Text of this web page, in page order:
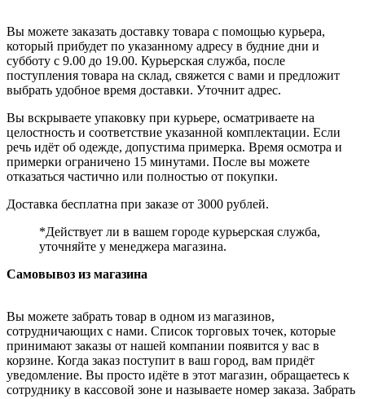
Вы можете заказать доставку товара с помощью курьера,
который прибудет по указанному адресу в будние дни и
субботу с 9.00 до 19.00. Курьерская служба, после
поступления товара на склад, свяжется с вами и предложит
выбрать удобное время доставки. Уточнит адрес.
Вы вскрываете упаковку при курьере, осматриваете на
целостность и соответствие указанной комплектации. Если
речь идёт об одежде, допустима примерка. Время осмотра и
примерки ограничено 15 минутами. После вы можете
отказаться частично или полностью от покупки.
Доставка бесплатна при заказе от 3000 рублей.
*Действует ли в вашем городе курьерская служба,
уточняйте у менеджера магазина.
Самовывоз из магазина
Вы можете забрать товар в одном из магазинов,
сотрудничающих с нами. Список торговых точек, которые
принимают заказы от нашей компании появится у вас в
корзине. Когда заказ поступит в ваш город, вам придёт
уведомление. Вы просто идёте в этот магазин, обращаетесь к
сотруднику в кассовой зоне и называете номер заказа. Забрать